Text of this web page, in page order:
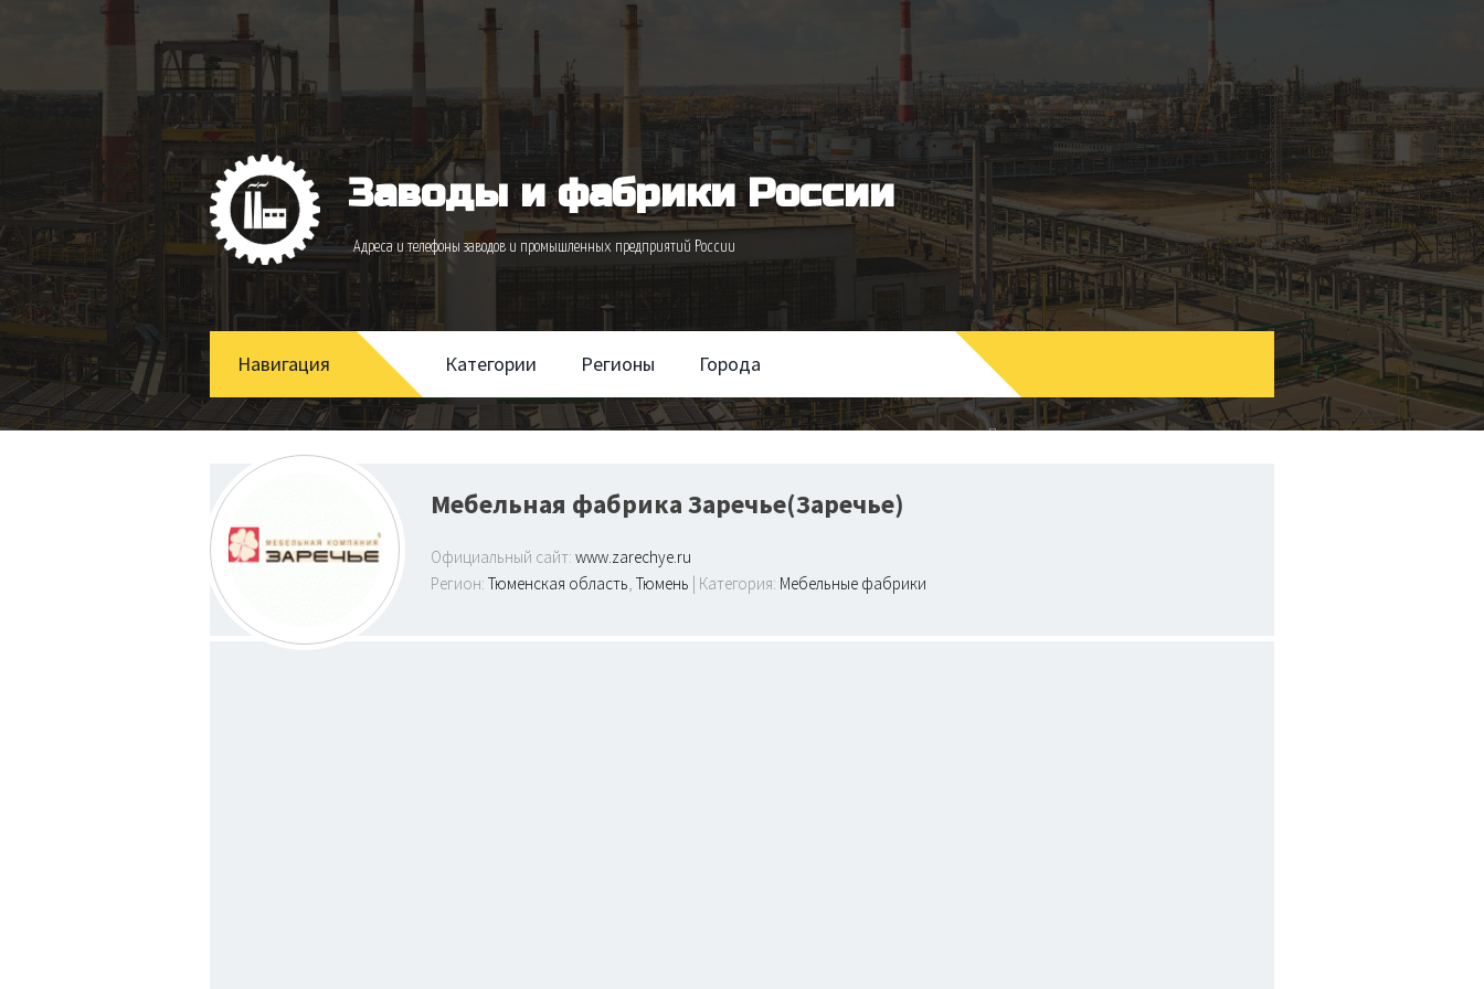
Заводы и фабрики России
Адреса и телефоны заводов и промышленных предприятий России
Навигация Категории Регионы Города
Мебельная фабрика Заречье(Заречье)
Официальный сайт: www.zarechye.ru
Регион: Тюменская область, Тюмень | Категория: Мебельные фабрики